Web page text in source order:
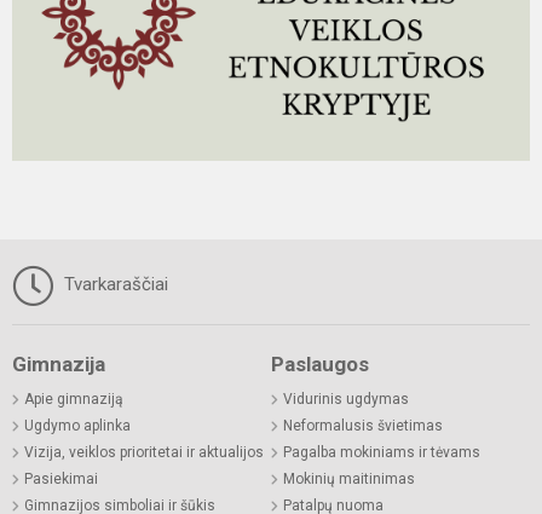
Tvarkaraščiai
Gimnazija
Apie gimnaziją
Ugdymo aplinka
Vizija, veiklos prioritetai ir aktualijos
Pasiekimai
Gimnazijos simboliai ir šūkis
Paslaugos
Vidurinis ugdymas
Neformalusis švietimas
Pagalba mokiniams ir tėvams
Mokinių maitinimas
Patalpų nuoma